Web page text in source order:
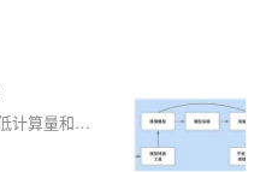
模型压缩旨在通过减少存储空间、降低计算量和提高计算效率，降低模型部署成本，同时保持模型性能。主要技术包括模型量化、参数剪枝、知识蒸馏和低秩分解，广泛应用于移动设备、物联网、在线服务系统、大模型及自动驾驶等领域。